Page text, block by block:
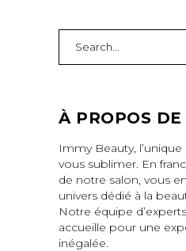
À PROPOS
Immy Beauty, l’unique
vous sublimer. En
de notre salon, vous
univers dédié à la
Notre équipe
accueille pour une
inégalée.